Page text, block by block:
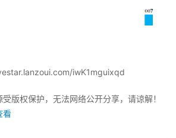
iwK1mguixqd
受版权保护，无法网络公开分享，请谅解！
看